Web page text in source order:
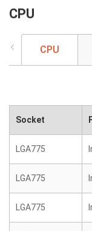
CPU
CPU
Socket
LGA775
LGA775
LGA775